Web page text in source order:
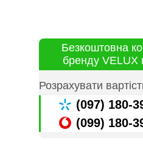
Безкоштовна
бренду VELUX
Розрахувати
(097) 180-
(099) 180-